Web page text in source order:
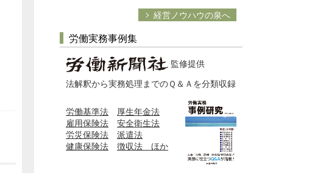
経営ノウハウの泉へ
労働実務事例集
監修提供
法解釈から実務処理までのＱ＆Ａを分類収録
労働基準法
厚生年金法
雇用保険法
安全衛生法
労災保険法
派遣法
健康保険法
徴収法 ほか